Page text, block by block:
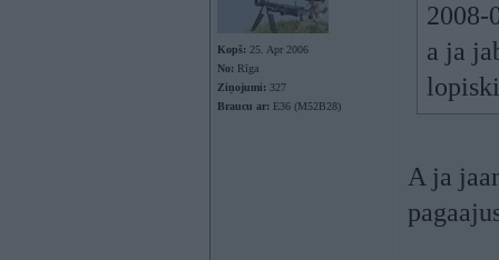
Kopš: 25. Apr 2006
No: Rīga
Ziņojumi: 327
Braucu ar: E36 (M52B28)
2008-
a ja
A ja